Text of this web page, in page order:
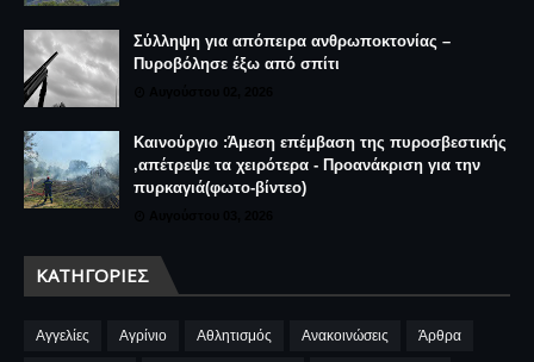
Σύλληψη για απόπειρα ανθρωποκτονίας –
Πυροβόλησε έξω από σπίτι
Καινούργιο :Άμεση επέμβαση της πυροσβεστικής
,απέτρεψε τα χειρότερα - Προανάκριση για την
πυρκαγιά(φωτο-βίντεο)
ΚΑΤΗΓΟΡΊΕΣ
Αγγελίες Αγρίνιο Αθλητισμός Ανακοινώσεις Άρθρα